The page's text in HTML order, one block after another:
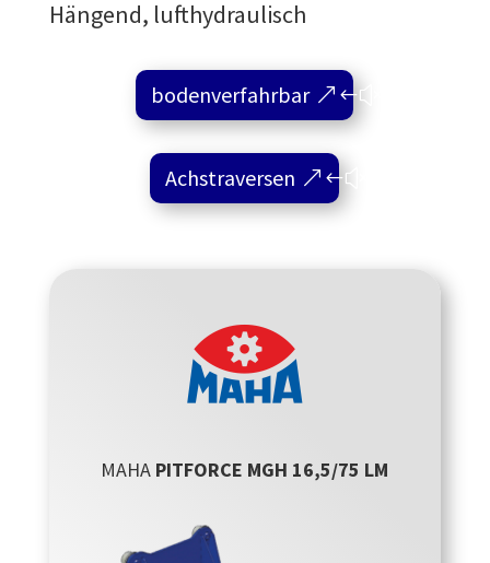
Hängend, lufthydraulisch
bodenverfahrbar
Achstraversen
MAHA PITFORCE MGH 16,5/75 LM